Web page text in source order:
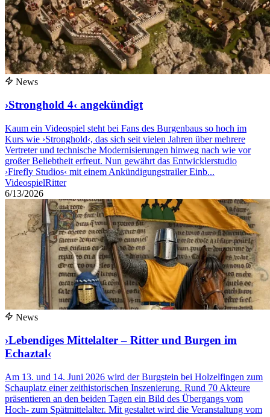
News
›Stronghold 4‹ angekündigt
Kaum ein Videospiel steht bei Fans des Burgenbaus so hoch im
Kurs wie ›Stronghold‹, das sich seit vielen Jahren über mehrere
Vertreter und technische Modernisierungen hinweg nach wie vor
großer Beliebtheit erfreut. Nun gewährt das Entwicklerstudio
›Firefly Studios‹ mit einem Ankündigungstrailer Einb...
VideospielRitter
6/13/2026
News
›Lebendiges Mittelalter – Ritter und Burgen im
Echaztal‹
Am 13. und 14. Juni 2026 wird der Burgstein bei Holzelfingen zum
Schauplatz einer zeithistorischen Inszenierung. Rund 70 Akteure
präsentieren an den beiden Tagen ein Bild des Übergangs vom
Hoch- zum Spätmittelalter. Mit gestaltet wird die Veranstaltung vom